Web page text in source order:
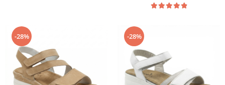
-28% -28%